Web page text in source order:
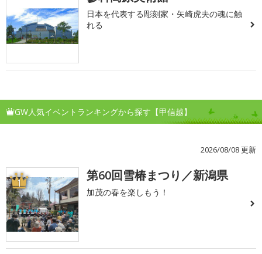
日本を代表する彫刻家・矢崎虎夫の魂に触
れる
GW人気イベントランキングから探す【甲信越】
2026/08/08 更新
1 第60回雪椿まつり／新潟県
加茂の春を楽しもう！